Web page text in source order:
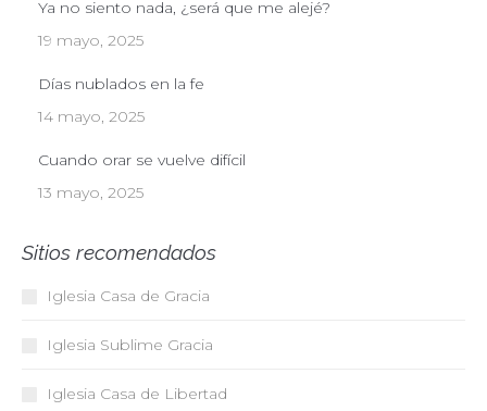
Ya no siento nada, ¿será que me alejé?
19 mayo, 2025
Días nublados en la fe
14 mayo, 2025
Cuando orar se vuelve difícil
13 mayo, 2025
Sitios recomendados
Iglesia Casa de Gracia
Iglesia Sublime Gracia
Iglesia Casa de Libertad